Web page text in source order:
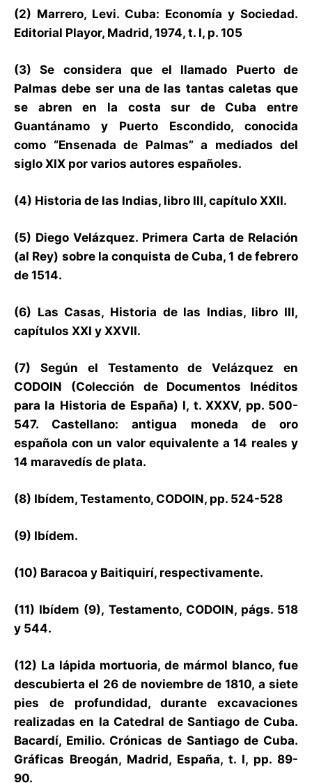
(2) Marrero, Levi. Cuba: Economía y Sociedad.
Editorial Playor, Madrid, 1974, t. I, p. 105
(3) Se considera que el llamado Puerto de
Palmas debe ser una de las tantas caletas que
se abren en la costa sur de Cuba entre
Guantánamo y Puerto Escondido, conocida
como “Ensenada de Palmas” a mediados del
siglo XIX por varios autores españoles.
(4) Historia de las Indias, libro III, capítulo XXII.
(5) Diego Velázquez. Primera Carta de Relación
(al Rey) sobre la conquista de Cuba, 1 de febrero
de 1514.
(6) Las Casas, Historia de las Indias, libro III,
capítulos XXI y XXVII.
(7) Según el Testamento de Velázquez en
CODOIN (Colección de Documentos Inéditos
para la Historia de España) I, t. XXXV, pp. 500-
547. Castellano: antigua moneda de oro
española con un valor equivalente a 14 reales y
14 maravedís de plata.
(8) Ibídem, Testamento, CODOIN, pp. 524-528
(9) Ibídem.
(10) Baracoa y Baitiquirí, respectivamente.
(11) Ibídem (9), Testamento, CODOIN, págs. 518
y 544.
(12) La lápida mortuoria, de mármol blanco, fue
descubierta el 26 de noviembre de 1810, a siete
pies de profundidad, durante excavaciones
realizadas en la Catedral de Santiago de Cuba.
Bacardí, Emilio. Crónicas de Santiago de Cuba.
Gráficas Breogán, Madrid, España, t. I, pp. 89-
90.